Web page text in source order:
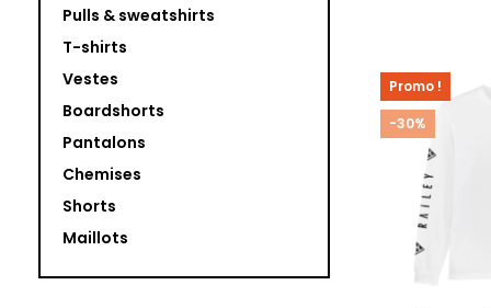
Pulls & sweatshirts
T-shirts
Vestes
Boardshorts
Pantalons
Chemises
Shorts
Maillots
Promo !
-30%